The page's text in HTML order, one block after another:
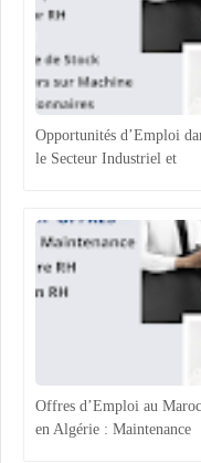
Opportunités d’Emploi
le Secteur Industriel et
Casablanca et Hassi
Offres d’Emploi au
en Algérie : Maintenance